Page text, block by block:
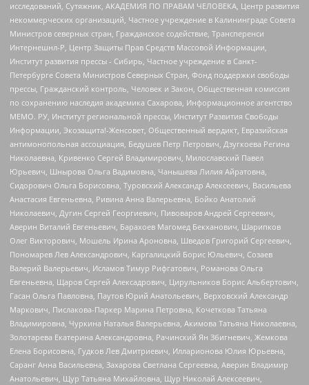
исследований, Сутяжник, АКАДЕМИЯ ПО ПРАВАМ ЧЕЛОВЕКА, Центр развития
некоммерческих организаций, Частное учреждение в Калининграде Совета
Министров северных стран, Гражданское содействие, Трансперенси
Интернешнл-Р, Центр Защиты Прав Средств Массовой Информации,
Институт развития прессы - Сибирь, Частное учреждение в Санкт-
Петербурге Совета Министров Северных Стран, Фонд поддержки свободы
прессы, Гражданский контроль, Человек и Закон, Общественная комиссия
по сохранению наследия академика Сахарова, Информационное агентство
МЕМО. РУ, Институт региональной прессы, Институт Развития Свободы
Информации, Экозащита!-Женсовет, Общественный вердикт, Евразийская
антимонопольная ассоциация, Бедушев Петр Петрович, Дзугкоева Регина
Николаевна, Кривенко Сергей Владимирович, Милославский Павел
Юрьевич, Шнырова Ольга Вадимовна, Чанышева Лилия Айратовна,
Сидорович Ольга Борисовна, Туровский Александр Алексеевич, Васильева
Анастасия Евгеньевна, Ривина Анна Валерьевна, Бойко Анатолий
Николаевич, Дугин Сергей Георгиевич, Пивоваров Андрей Сергеевич,
Аверин Виталий Евгеньевич, Барахоев Магомед Бекханович, Шарипков
Олег Викторович, Мошель Ирина Ароновна, Шведов Григорий Сергеевич,
Пономарев Лев Александрович, Каргалицкий Борис Юльевич, Созаев
Валерий Валерьевич, Исламов Тимур Рифгатович, Романова Ольга
Евгеньевна, Щаров Сергей Алексадрович, Цирульников Борис Альбертович,
Гасан Ольга Павловна, Паутов Юрий Анатольевич, Верховский Александр
Маркович, Пислакова-Паркер Марина Петровна, Кочеткова Татьяна
Владимировна, Чуркина Наталья Валерьевна, Акимова Татьяна Николаевна,
Золотарева Екатерина Александровна, Рачинский Ян Збигневич, Жемкова
Елена Борисовна, Гудков Лев Дмитриевич, Илларионова Юлия Юрьевна,
Саранг Анна Васильевна, Захарова Светлана Сергеевна, Аверин Владимир
Анатольевич, Щур Татьяна Михайловна, Щур Николай Алексеевич,